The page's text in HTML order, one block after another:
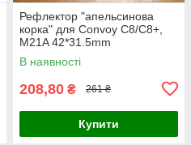
Рефлектор "апельсинова
корка" для Convoy С8/С8+,
M21A 42*31.5mm
В наявності
208,80 ₴ 261 ₴
Купити